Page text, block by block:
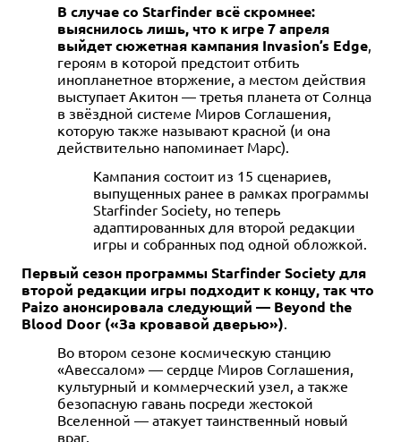
В случае со Starfinder всё скромнее:
выяснилось лишь, что к игре 7 апреля
выйдет сюжетная кампания Invasion’s Edge
героям в которой предстоит отбить
инопланетное вторжение, а местом действия
выступает Акитон — третья планета от Солнца
в звёздной системе Миров Соглашения,
которую также называют красной (и она
действительно напоминает Марс).
Кампания состоит из 15 сценариев,
выпущенных ранее в рамках программы
Starfinder Society, но теперь
адаптированных для второй редакции
игры и собранных под одной обложкой.
Первый сезон программы Starfinder Society для
второй редакции игры подходит к концу, так что
Paizo анонсировала следующий — Beyond the
Blood Door («За кровавой дверью»)
Во втором сезоне космическую станцию
«Авессалом» — сердце Миров Соглашения,
культурный и коммерческий узел, а также
безопасную гавань посреди жестокой
Вселенной — атакует таинственный новый
враг.